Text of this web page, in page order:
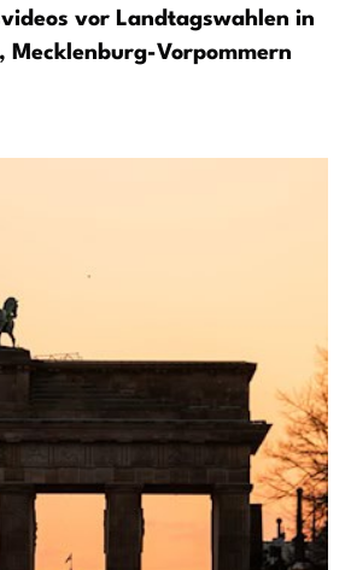
vor Landtagswahlen in
Mecklenburg-Vorpommern